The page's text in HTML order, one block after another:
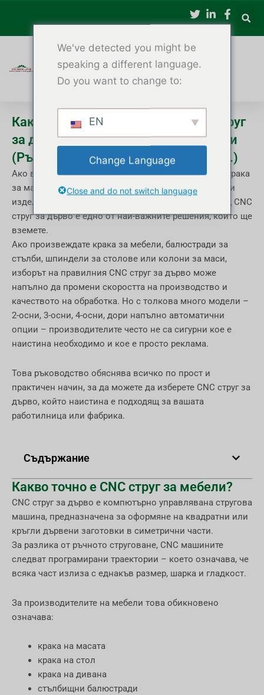
съдържанието
Как да изберем най-добрия CNC струг
за дърво за производство на мебели
(Ръководство за купувача за 2025 г.)
Ако вашият бизнес произвежда крака за столове, крака
за маси, балюстради за стълби, дървени колони или
изделия от дърво по поръчка, изборът на подходящ CNC
струг за дърво е едно от най-важните решения, които ще
вземете.
Ако произвеждате крака за мебели, балюстради за
стълби, шпиндели за столове или колони за маси,
изборът на правилния CNC струг за дърво може
напълно да промени скоростта на производство и
качеството на обработка. Но с толкова много модели –
2-осни, 3-осни, 4-осни, дори напълно автоматични
опции – производителите често не са сигурни кое е
наистина необходимо и кое е просто реклама.
Това ръководство обяснява всичко по прост и
практичен начин, за да можете да изберете CNC струг за
дърво, който наистина е подходящ за вашата
работилница или фабрика.
Съдържание
Какво точно е CNC струг за мебели?
CNC струг за дърво е компютърно управлявана стругова
машина, предназначена за оформяне на квадратни или
кръгли дървени заготовки в симетрични части.
За разлика от ръчното струговане, CNC машините
следват програмирани траектории – което означава, че
всяка част излиза с еднакъв размер, шарка и гладкост.
За производителите на мебели това обикновено
означава:
крака на масата
крака на стол
крака на дивана
стълбищни балюстради
We've detected you might be
speaking a different language.
Do you want to change to:
EN
Change Language
Close and do not switch language